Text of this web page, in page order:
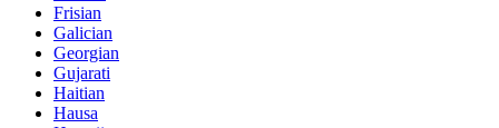
Frisian
Galician
Georgian
Gujarati
Haitian
Hausa